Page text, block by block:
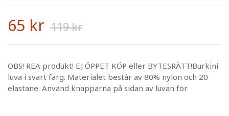
65 kr 119 kr
OBS! REA produkt! EJ ÖPPET KÖP eller BYTESRÄTT!Burkini
luva i svart färg. Materialet består av 80% nylon och 20
elastane. Använd knapparna på sidan av luvan för